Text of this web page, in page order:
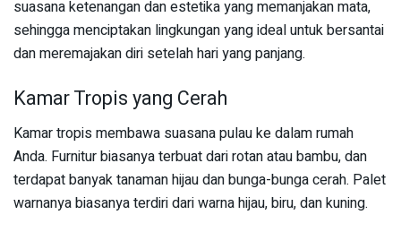
suasana ketenangan dan estetika yang memanjakan mata,
sehingga menciptakan lingkungan yang ideal untuk bersantai
dan meremajakan diri setelah hari yang panjang.
Kamar Tropis yang Cerah
Kamar tropis membawa suasana pulau ke dalam rumah
Anda. Furnitur biasanya terbuat dari rotan atau bambu, dan
terdapat banyak tanaman hijau dan bunga-bunga cerah. Palet
warnanya biasanya terdiri dari warna hijau, biru, dan kuning.